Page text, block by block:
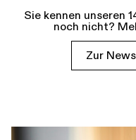
Sie kennen unseren
noch nicht?
Zur